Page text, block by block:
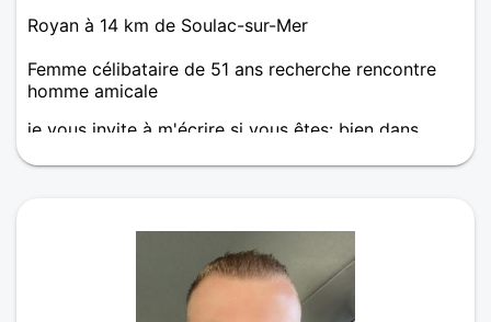
Royan à 14 km de Soulac-sur-Mer
Femme célibataire de 51 ans recherche rencontre
homme amicale
je vous invite à m'écrire si vous êtes: bien dans
prêt à donner et à recevoir.